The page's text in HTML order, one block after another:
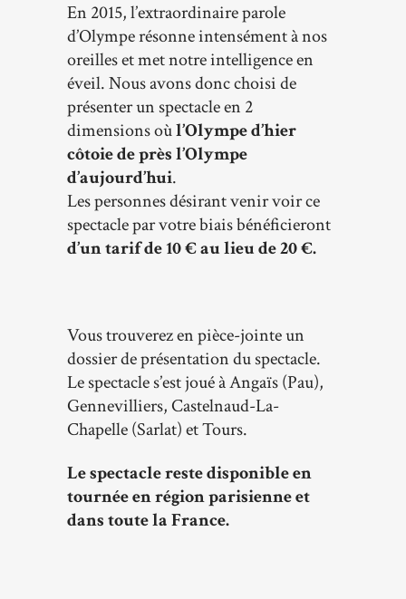
En 2015, l’extraordinaire parole
d’Olympe résonne intensément à nos
oreilles et met notre intelligence en
éveil. Nous avons donc choisi de
présenter un spectacle en 2
dimensions oùl’Olympe d’hier
côtoie de près l’Olympe
d’aujourd’hui.
Les personnes désirant venir voir ce
spectacle par votre biais bénéficieront
d’un tarif de 10 € au lieu de 20 €.
Vous trouverez en pièce-jointe un
dossier de présentation du spectacle.
Le spectacle s’est joué à Angaïs (Pau),
Gennevilliers, Castelnaud-La-
Chapelle (Sarlat) et Tours.
Le spectacle reste disponible en
tournée en région parisienne et
dans toute la France.